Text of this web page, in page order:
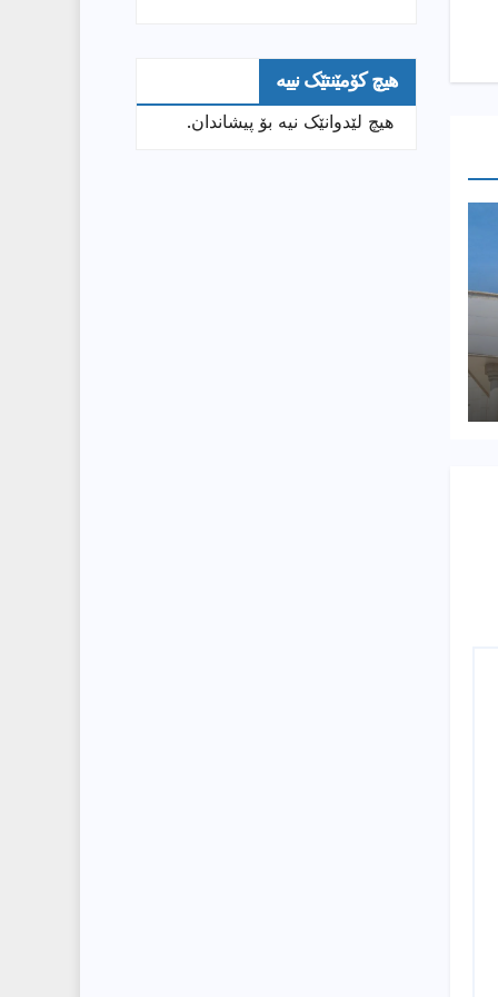
هیچ کۆمێنتێک نییە
هیچ لێدوانێک نیە بۆ پیشاندان.